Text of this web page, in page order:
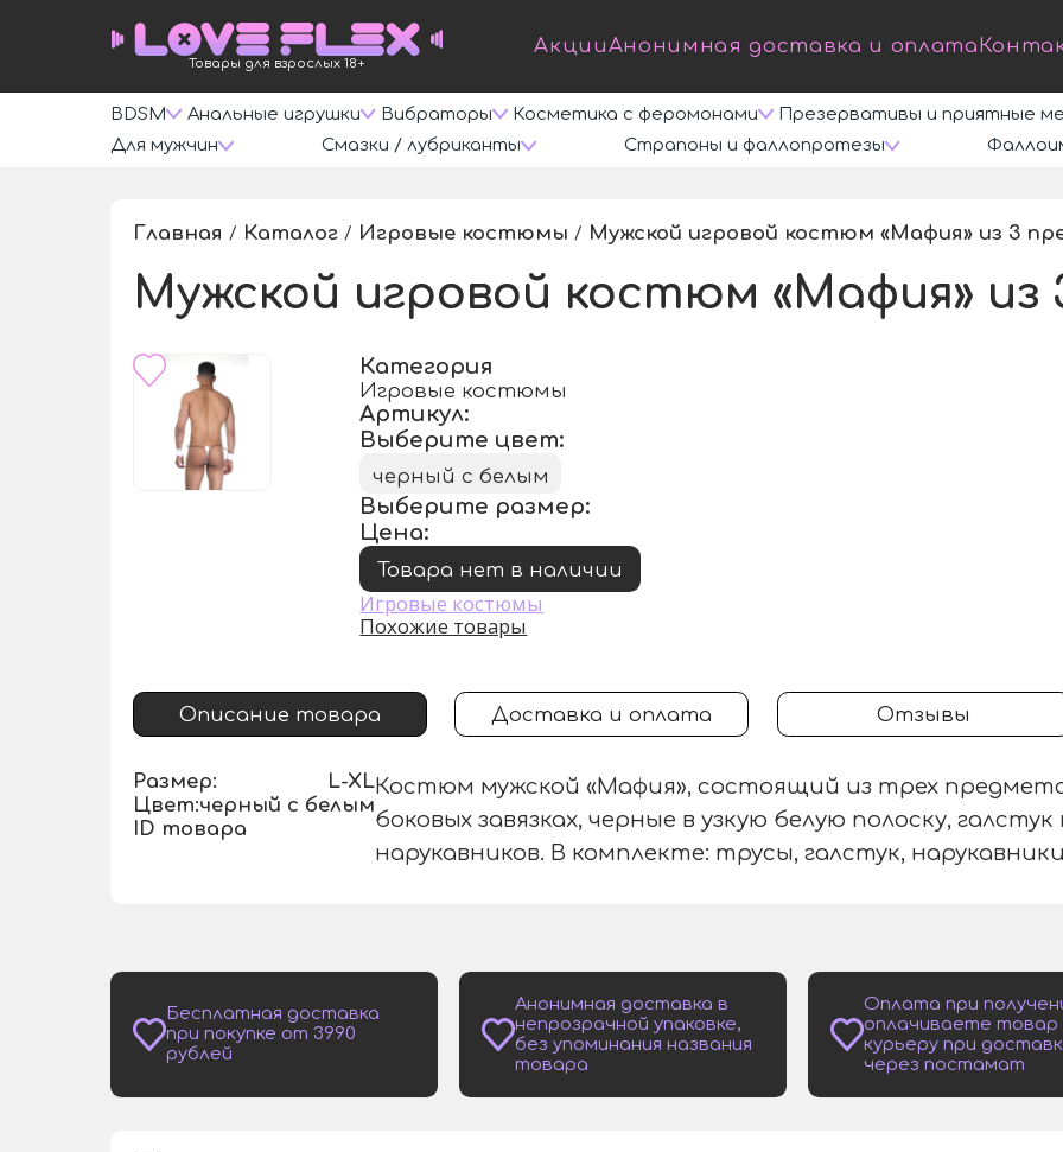
Товары для взрослых 18+
АкцииАнонимная доставка и оплата
BDSM Анальные игрушки Вибраторы Косметика с феромонами Презервативы и приятные
Для мужчин
Смазки / лубриканты Страпоны и фаллопротезы
Главная / Каталог / Игровые костюмы / Мужской игровой костюм «Мафия» из 3
Мужской игровой костюм «Мафия» из
Категория
Игровые костюмы
Артикул:
Выберите цвет:
черный с белым
Выберите размер:
Цена:
Товара нет в наличии
Игровые костюмы
Похожие товары
Описание товара Доставка и оплата Отзывы
Размер:
L-XL
Цвет:черный с белым
ID товара
Костюм мужской «Мафия», состоящий из трех
боковых завязках, черные в узкую белую полоску,
нарукавников. В комплекте: трусы, галстук,
Бесплатная доставка
при покупке от 3990
рублей
Анонимная доставка в
непрозрачной упаковке,
без упоминания названия
товара
Оплата при
оплачиваете товар
курьеру при
через постамат